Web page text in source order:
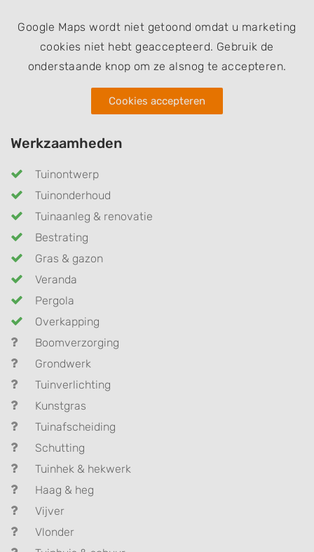
Google Maps wordt niet getoond omdat u marketing
cookies niet hebt geaccepteerd. Gebruik de
onderstaande knop om ze alsnog te accepteren.
Cookies accepteren
Werkzaamheden
Tuinontwerp
Tuinonderhoud
Tuinaanleg & renovatie
Bestrating
Gras & gazon
Veranda
Pergola
Overkapping
Boomverzorging
Grondwerk
Tuinverlichting
Kunstgras
Tuinafscheiding
Schutting
Tuinhek & hekwerk
Haag & heg
Vijver
Vlonder